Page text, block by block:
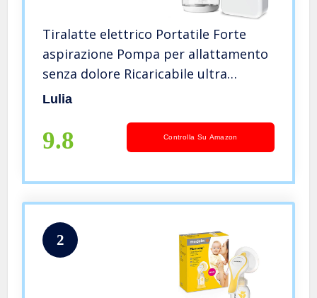
Tiralatte elettrico Portatile Forte
aspirazione Pompa per allattamento
senza dolore Ricaricabile ultra
silenzioso per viaggi e casa
BPA
Lulia
9.8 Controlla Su Amazon
2